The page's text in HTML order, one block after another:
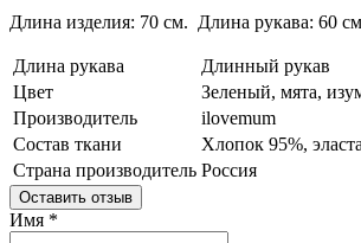
Длина изделия: 70 см. Длина рукава: 60
Длина рукава
Длинный рукав
Цвет
Зеленый, мята,
Производитель
ilovemum
Состав ткани
Хлопок 95%,
Страна производитель Россия
Оставить отзыв
Имя *